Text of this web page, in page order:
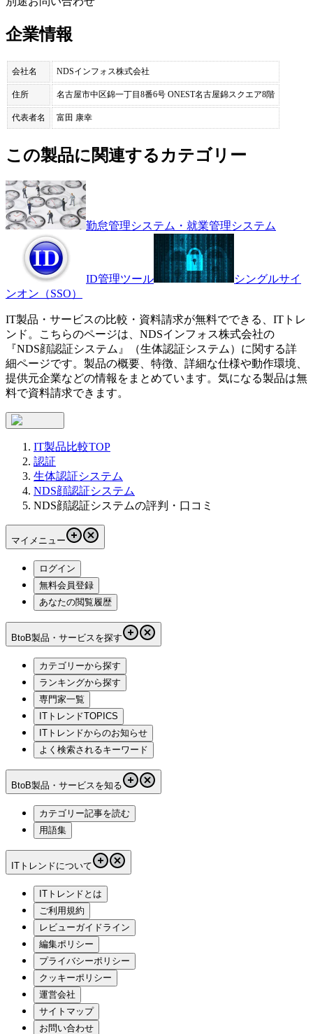
企業情報
会社名 NDSインフォス株式会社
住所 名古屋市中区錦一丁目8番6号 ONEST名古屋錦スクエア8階
代表者名 富田 康幸
この製品に関連するカテゴリー
勤怠管理システム・就業管理システム
ID管理ツール
シングルサイ
ンオン（SSO）
IT製品・サービスの比較・資料請求が無料でできる、ITトレ
ンド。こちらのページは、 NDSインフォス株式会社の
『NDS顔認証システム 』（生体認証システム ）に関する詳
細ページです。製品の概要、特徴、詳細な仕様や動作環境、
提供元企業などの情報をまとめています。気になる製品は無
料で資料請求できます。
IT製品比較TOP
認証
生体認証システム
NDS顔認証システム
NDS顔認証システムの評判・口コミ
マイメニュー
ログイン
無料会員登録
あなたの閲覧履歴
BtoB製品・サービスを探す
カテゴリーから探す
ランキングから探す
専門家一覧
ITトレンドTOPICS
ITトレンドからのお知らせ
よく検索されるキーワード
BtoB製品・サービスを知る
カテゴリー記事を読む
用語集
ITトレンドについて
ITトレンドとは
ご利用規約
レビューガイドライン
編集ポリシー
プライバシーポリシー
クッキーポリシー
運営会社
サイトマップ
お問い合わせ